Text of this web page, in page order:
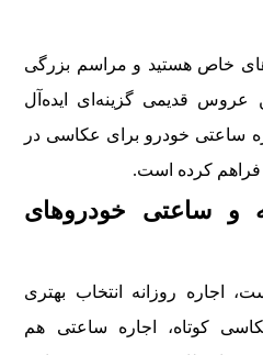
خاص هستید و مراسم بزرگی
عروس قدیمی گزینه‌ای ایده‌آل
ساعتی خودرو برای عکاسی در
فراهم کرده است.
و ساعتی خودروهای
اجاره روزانه انتخاب بهتری
کوتاه، اجاره ساعتی هم